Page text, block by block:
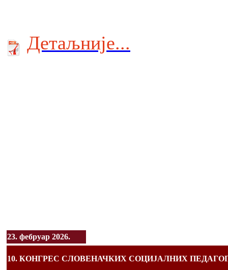
Детаљније...
23. фебруар 2026.
10. КОНГРЕС СЛОВЕНАЧКИХ СОЦИЈАЛНИХ